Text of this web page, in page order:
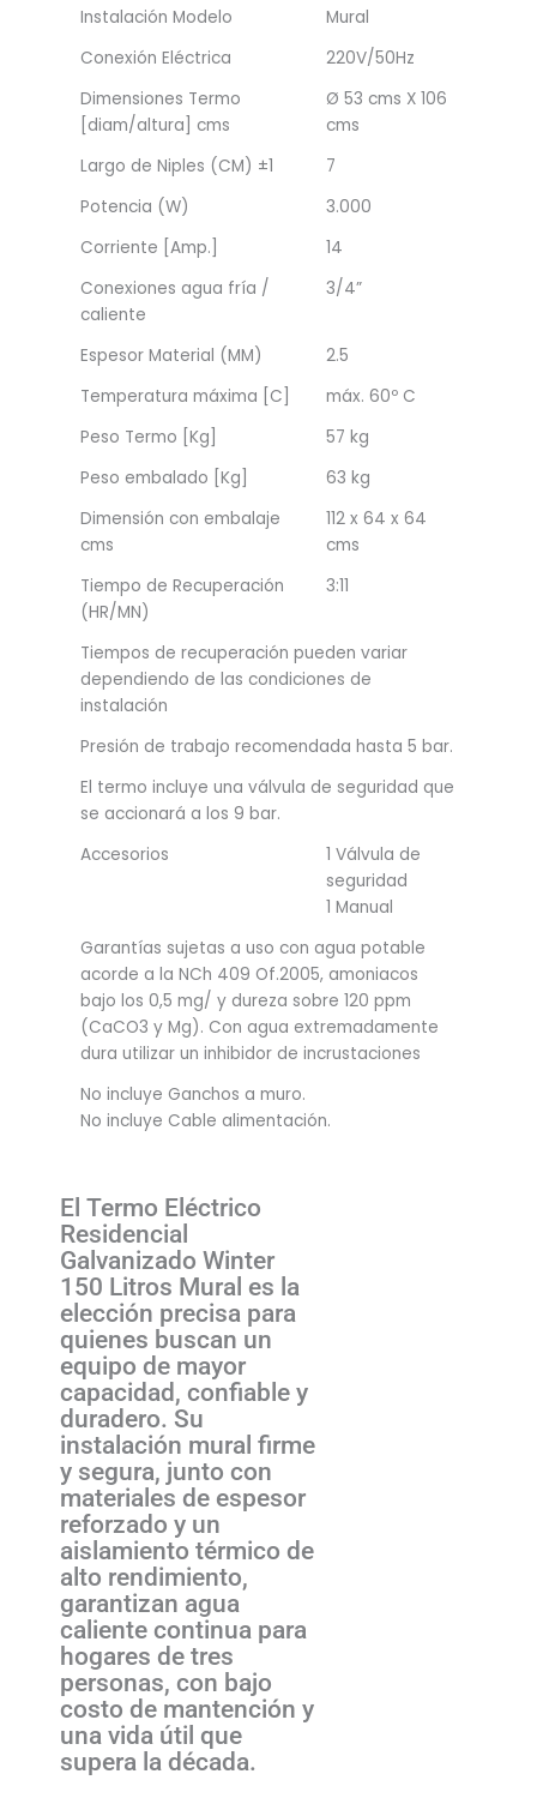
Instalación Modelo
Mural
Conexión Eléctrica
220V/50Hz
Dimensiones Termo
[diam/altura] cms
Ø 53 cms X 106
cms
Largo de Niples (CM) ±1
7
Potencia (W)
3.000
Corriente [Amp.]
14
Conexiones agua fría /
caliente
3/4”
Espesor Material (MM)
2.5
Temperatura máxima [C]
máx. 60º C
Peso Termo [Kg]
57 kg
Peso embalado [Kg]
63 kg
Dimensión con embalaje
cms
112 x 64 x 64
cms
Tiempo de Recuperación
(HR/MN)
3:11
Tiempos de recuperación pueden variar
dependiendo de las condiciones de
instalación
Presión de trabajo recomendada hasta 5 bar.
El termo incluye una válvula de seguridad que
se accionará a los 9 bar.
Accesorios
1 Válvula de
seguridad
1 Manual
Garantías sujetas a uso con agua potable
acorde a la NCh 409 Of.2005, amoniacos
bajo los 0,5 mg/ y dureza sobre 120 ppm
(CaCO3 y Mg). Con agua extremadamente
dura utilizar un inhibidor de incrustaciones
No incluye Ganchos a muro.
No incluye Cable alimentación.
El Termo Eléctrico
Residencial
Galvanizado Winter
150 Litros Mural es la
elección precisa para
quienes buscan un
equipo de mayor
capacidad, confiable y
duradero. Su
instalación mural firme
y segura, junto con
materiales de espesor
reforzado y un
aislamiento térmico de
alto rendimiento,
garantizan agua
caliente continua para
hogares de tres
personas, con bajo
costo de mantención y
una vida útil que
supera la década.